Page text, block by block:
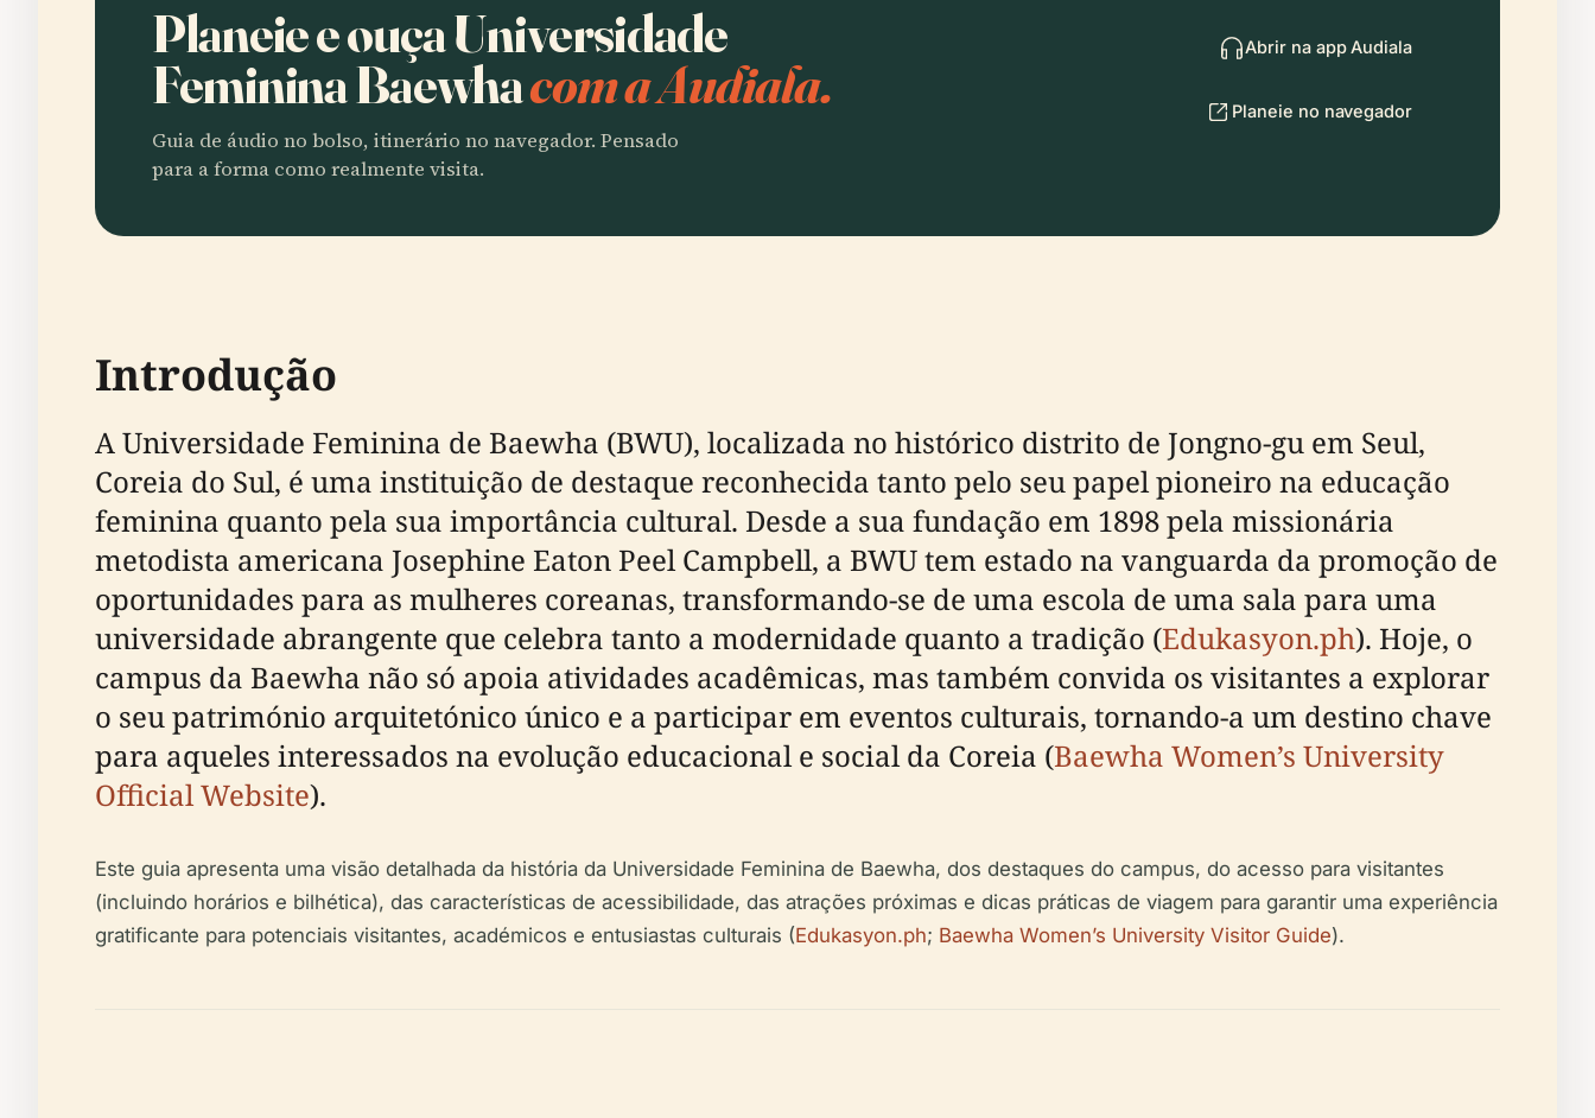
Planeie e ouça Universidade
Feminina Baewhacom a Audiala.
Guia de áudio no bolso, itinerário no navegador. Pensado
para a forma como realmente visita.
Abrir na app Audiala
Planeie no navegador
Introdução
A Universidade Feminina de Baewha (BWU), localizada no histórico distrito de Jongno-gu em Seul,
Coreia do Sul, é uma instituição de destaque reconhecida tanto pelo seu papel pioneiro na educação
feminina quanto pela sua importância cultural. Desde a sua fundação em 1898 pela missionária
metodista americana Josephine Eaton Peel Campbell, a BWU tem estado na vanguarda da promoção de
oportunidades para as mulheres coreanas, transformando-se de uma escola de uma sala para uma
universidade abrangente que celebra tanto a modernidade quanto a tradição (Edukasyon.ph). Hoje, o
campus da Baewha não só apoia atividades acadêmicas, mas também convida os visitantes a explorar
o seu património arquitetónico único e a participar em eventos culturais, tornando-a um destino chave
para aqueles interessados na evolução educacional e social da Coreia (Baewha Women’s University
Official Website).
Este guia apresenta uma visão detalhada da história da Universidade Feminina de Baewha, dos destaques do campus, do acesso para visitantes
(incluindo horários e bilhética), das características de acessibilidade, das atrações próximas e dicas práticas de viagem para garantir uma experiência
gratificante para potenciais visitantes, académicos e entusiastas culturais (Edukasyon.ph; Baewha Women’s University Visitor Guide).